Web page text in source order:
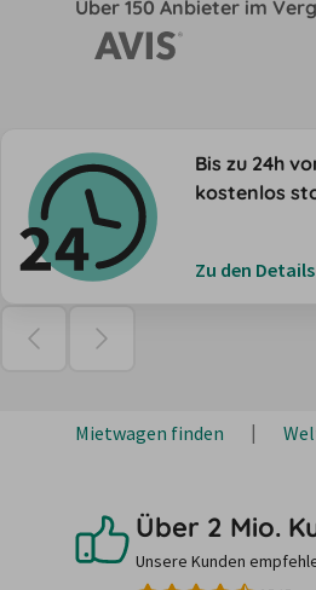
Über 150 Anbieter im
Bis zu 24h
kostenlos
Zu den Details
Mietwagen finden
Über 2 Mio.
Unsere Kunden